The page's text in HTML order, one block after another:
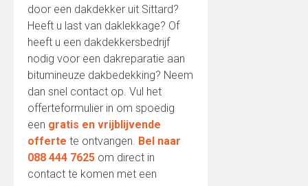
door een dakdekker uit Sittard?
Heeft u last van daklekkage? Of
heeft u een dakdekkersbedrijf
nodig voor een dakreparatie aan
bitumineuze dakbedekking? Neem
dan snel contact op. Vul het
offerteformulier in om spoedig
een gratis en vrijblijvende
offerte te ontvangen. Bel naar
088 444 7625 om direct in
contact te komen met een